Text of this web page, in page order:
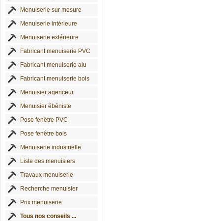
Menuiserie sur mesure
Menuiserie intérieure
Menuiserie extérieure
Fabricant menuiserie PVC
Fabricant menuiserie alu
Fabricant menuiserie bois
Menuisier agenceur
Menuisier ébéniste
Pose fenêtre PVC
Pose fenêtre bois
Menuiserie industrielle
Liste des menuisiers
Travaux menuiserie
Recherche menuisier
Prix menuiserie
Tous nos conseils ...